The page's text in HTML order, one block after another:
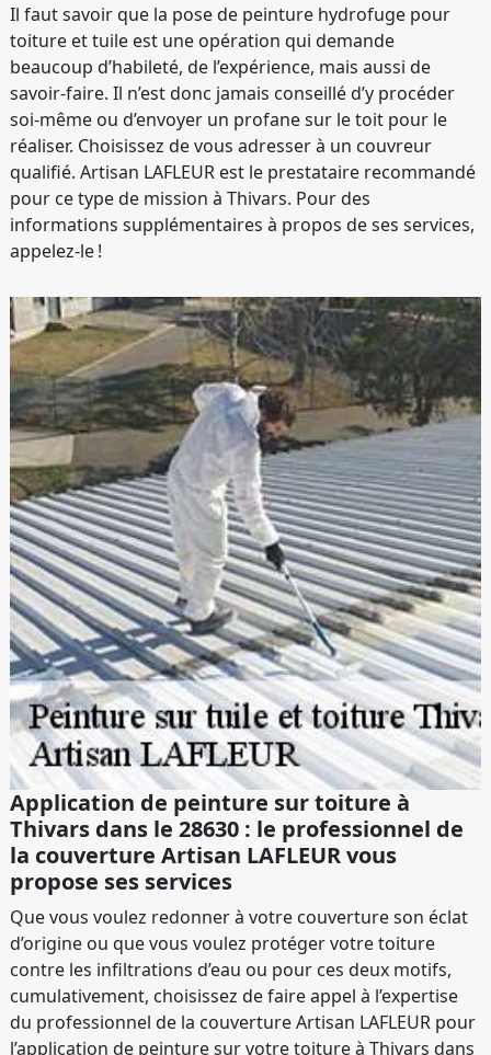
Il faut savoir que la pose de peinture hydrofuge pour
toiture et tuile est une opération qui demande
beaucoup d’habileté, de l’expérience, mais aussi de
savoir-faire. Il n’est donc jamais conseillé d’y procéder
soi-même ou d’envoyer un profane sur le toit pour le
réaliser. Choisissez de vous adresser à un couvreur
qualifié. Artisan LAFLEUR est le prestataire recommandé
pour ce type de mission à Thivars. Pour des
informations supplémentaires à propos de ses services,
appelez-le !
Application de peinture sur toiture à
Thivars dans le 28630 : le professionnel de
la couverture Artisan LAFLEUR vous
propose ses services
Que vous voulez redonner à votre couverture son éclat
d’origine ou que vous voulez protéger votre toiture
contre les infiltrations d’eau ou pour ces deux motifs,
cumulativement, choisissez de faire appel à l’expertise
du professionnel de la couverture Artisan LAFLEUR pour
l’application de peinture sur votre toiture à Thivars dans